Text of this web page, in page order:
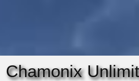
Chamonix